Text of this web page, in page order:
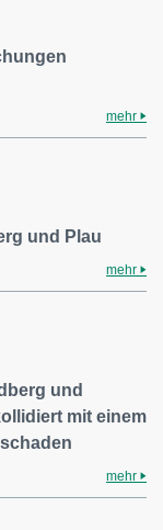
mehr
und Plau
mehr
und
mit einem
mehr